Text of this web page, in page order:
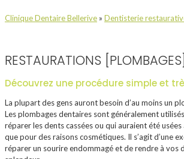
Clinique Dentaire Bellerive » Dentisterie
RESTAURATIONS [PLOMBAGES]
Découvrez une procédure simple et
La plupart des gens auront besoin d’au moins un
Les plombages dentaires sont généralement
réparer les dents cassées ou qui auraient été
que pour des raisons cosmétiques. Il s’agit d’une
réparer un sourire endommagé et de rendre à vos